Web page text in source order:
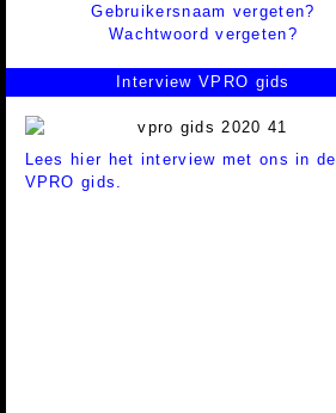
Gebruikersnaam vergeten?
Wachtwoord vergeten?
Interview VPRO gids
Lees hier het interview met ons in de
VPRO gids.